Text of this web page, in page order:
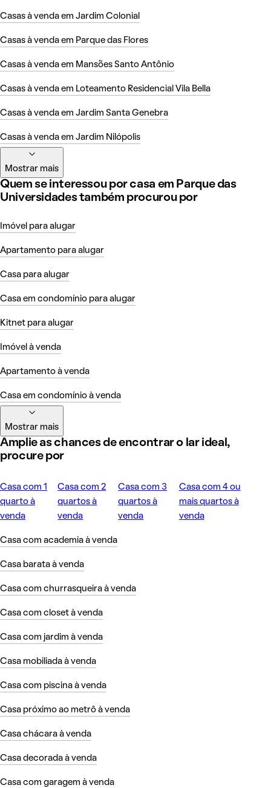
Casas à venda em Jardim Colonial
Casas à venda em Parque das Flores
Casas à venda em Mansões Santo Antônio
Casas à venda em Loteamento Residencial Vila Bella
Casas à venda em Jardim Santa Genebra
Casas à venda em Jardim Nilópolis
Mostrar mais
Quem se interessou por casa em Parque das
Universidades também procurou por
Imóvel para alugar
Apartamento para alugar
Casa para alugar
Casa em condomínio para alugar
Kitnet para alugar
Imóvel à venda
Apartamento à venda
Casa em condomínio à venda
Mostrar mais
Amplie as chances de encontrar o lar ideal,
procure por
Casa com 1
quarto à
venda
Casa com 2
quartos à
venda
Casa com 3
quartos à
venda
Casa com 4 ou
mais quartos à
venda
Casa com academia à venda
Casa barata à venda
Casa com churrasqueira à venda
Casa com closet à venda
Casa com jardim à venda
Casa mobiliada à venda
Casa com piscina à venda
Casa próximo ao metrô à venda
Casa chácara à venda
Casa decorada à venda
Casa com garagem à venda